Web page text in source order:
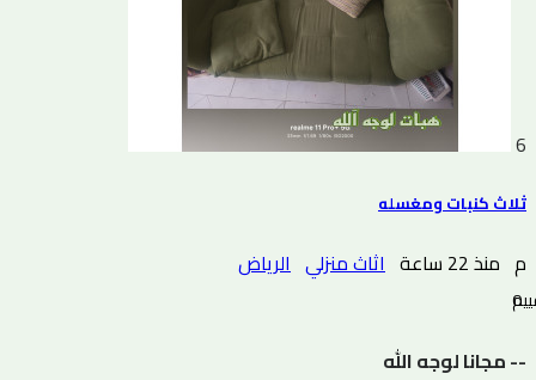
6
ثلاث كنبات ومغسله
م منذ 22 ساعة اثاث منزلي الرياض
0 التقييم
-- مجانا لوجه الله